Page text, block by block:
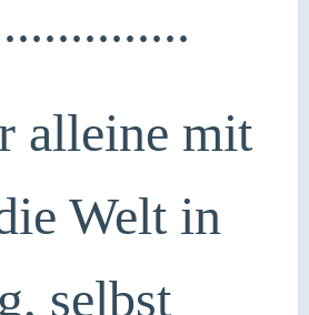
alleine mit
Welt in
selbst